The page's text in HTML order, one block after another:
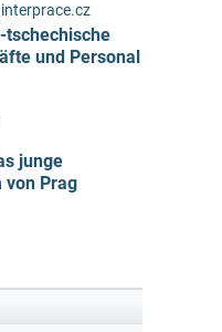
tschechische
und Personal
junge
von Prag